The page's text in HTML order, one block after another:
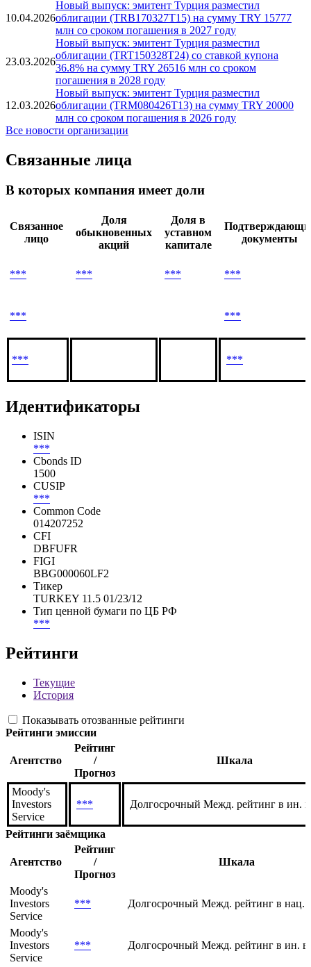
10.04.2026
Новый выпуск: эмитент Турция разместил
облигации (TRB170327T15) на сумму TRY 15777
млн со сроком погашения в 2027 году
23.03.2026
Новый выпуск: эмитент Турция разместил
облигации (TRT150328T24) со ставкой купона
36.8% на сумму TRY 26516 млн со сроком
погашения в 2028 году
12.03.2026
Новый выпуск: эмитент Турция разместил
облигации (TRM080426T13) на сумму TRY 20000
млн со сроком погашения в 2026 году
Все новости организации
Связанные лица
В которых компания имеет доли
Связанное
лицо
Доля
обыкновенных
акций
Доля в
уставном
капитале
документы
*** *** *** ***
*** ***
*** ***
Идентификаторы
ISIN
***
Cbonds ID
1500
CUSIP
***
Common Code
014207252
CFI
DBFUFR
FIGI
BBG000060LF2
Тикер
TURKEY 11.5 01/23/12
Тип ценной бумаги по ЦБ РФ
***
Рейтинги
Текущие
История
Показывать отозванные рейтинги
Рейтинги эмиссии
Агентство
Рейтинг
/
Прогноз
Шкала
Moody's
Investors
Service
*** Долгосрочный Межд. рейтинг в ин.
Рейтинги заёмщика
Агентство
Рейтинг
/
Прогноз
Шкала
Moody's
Investors
Service
*** Долгосрочный Межд. рейтинг в нац.
Moody's
Investors
Service
*** Долгосрочный Межд. рейтинг в ин.